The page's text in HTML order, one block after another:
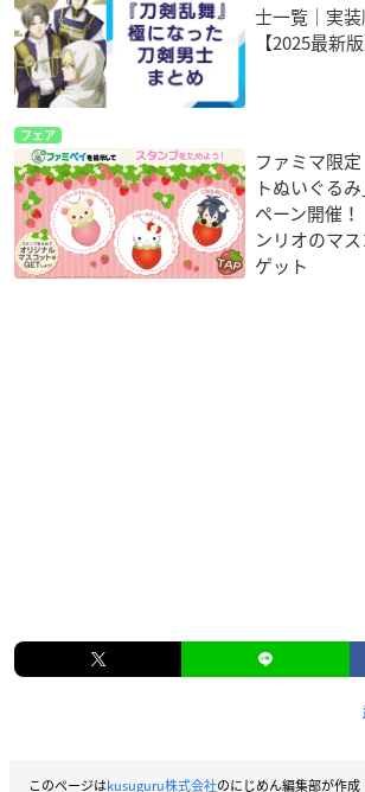
士一覧｜実
【2025最新版
フェア
ファミマ限
トぬいぐる
ペーン開催
ンリオのマ
ゲット
このページはkusuguru株式会社のにじめん編集部が作成